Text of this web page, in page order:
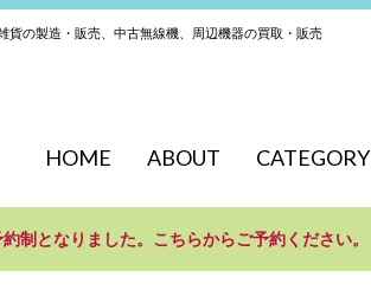
の製造・販売、中古無線機、周辺機器の買取・販売
HOME ABOUT CATEGORY
制となりました。こちらからご予約ください。